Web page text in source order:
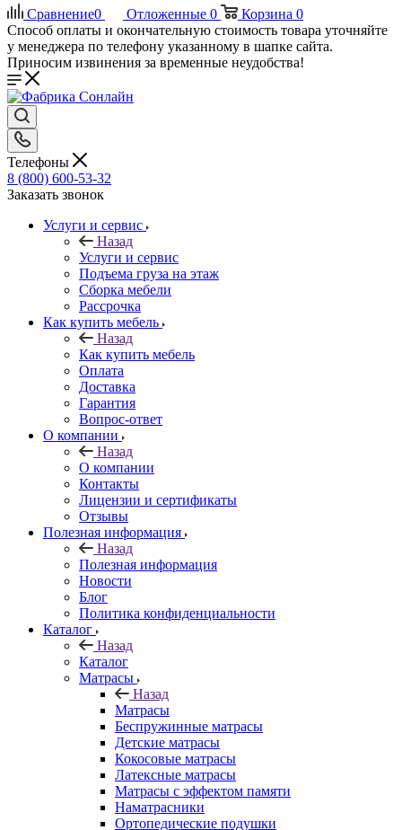
Сравнение0 Отложенные 0 Корзина 0
Способ оплаты и окончательную стоимость товара уточняйте
у менеджера по телефону указанному в шапке сайта.
Приносим извинения за временные неудобства!
Телефоны
8 (800) 600-53-32
Заказать звонок
Услуги и сервис
Назад
Услуги и сервис
Подъема груза на этаж
Сборка мебели
Рассрочка
Как купить мебель
Назад
Как купить мебель
Оплата
Доставка
Гарантия
Вопрос-ответ
О компании
Назад
О компании
Контакты
Лицензии и сертификаты
Отзывы
Полезная информация
Назад
Полезная информация
Новости
Блог
Политика конфиденциальности
Каталог
Назад
Каталог
Матрасы
Назад
Матрасы
Беспружинные матрасы
Детские матрасы
Кокосовые матрасы
Латексные матрасы
Матрасы с эффектом памяти
Наматрасники
Ортопедические подушки